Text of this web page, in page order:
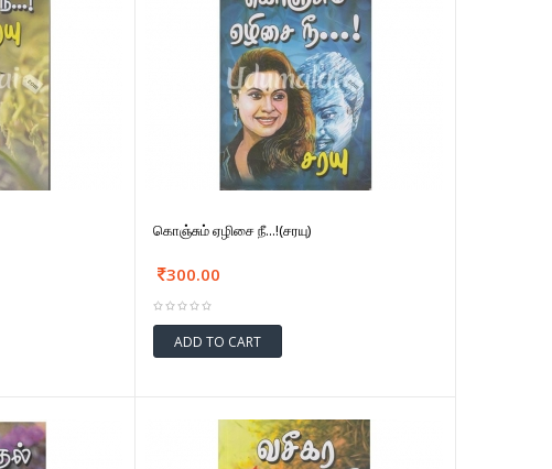
கொஞ்சும் ஏழிசை நீ...!(சரயு)
300.00
ADD TO CART